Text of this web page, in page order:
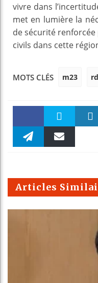
vivre dans
met en lumière la
de sécurité
civils dans cette
MOTS CLÉS m23
Faceboo Twitter
m
Articles